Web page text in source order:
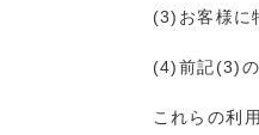
(3)お客様に
(4)前記(3)の
これらの利